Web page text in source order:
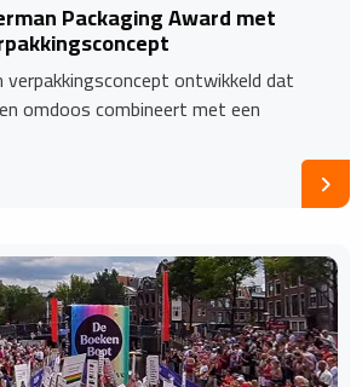
Packaging Award met
ontwikkeld dat
omdoos combineert met een